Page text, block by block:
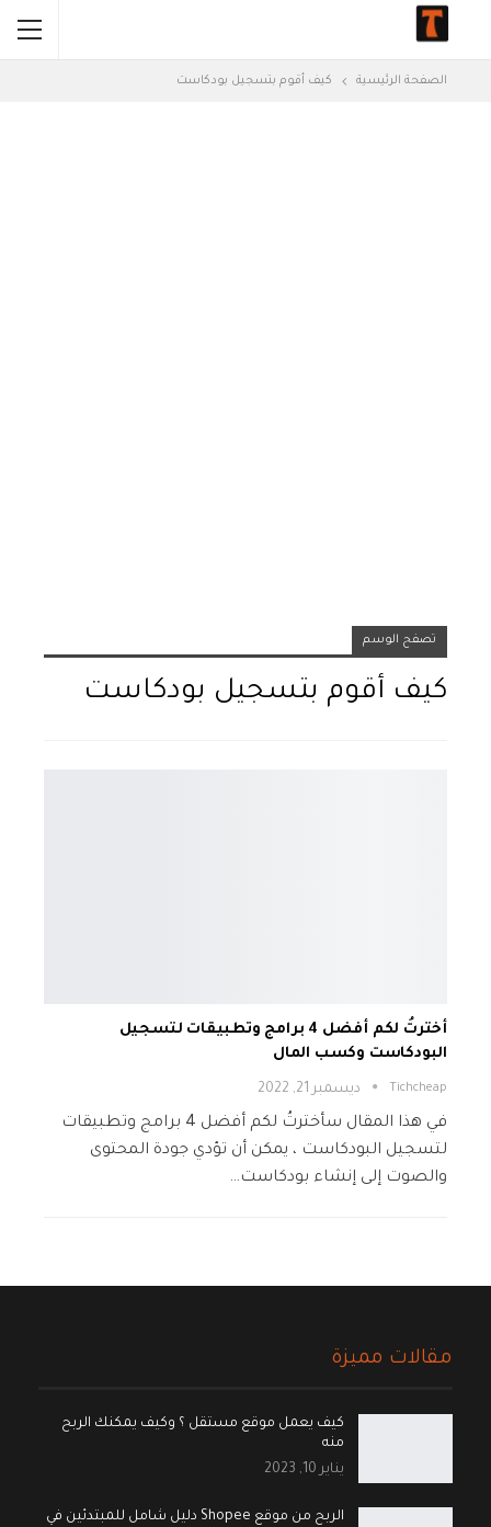
الصفحة الرئيسية كيف أقوم بتسجيل بودكاست
تصفح الوسم
كيف أقوم بتسجيل بودكاست
أخترتُ لكم أفضل 4 برامج وتطبيقات لتسجيل
البودكاست وكسب المال
Tichcheap ديسمبر 21, 2022
في هذا المقال سأخترتُ لكم أفضل 4 برامج وتطبيقات
لتسجيل البودكاست ، يمكن أن تؤدي جودة المحتوى
والصوت إلى إنشاء بودكاست…
مقالات مميزة
كيف يعمل موقع مستقل ؟ وكيف يمكنك الربح
منه
يناير 10, 2023
الربح من موقع Shopee دليل شامل للمبتدئين في